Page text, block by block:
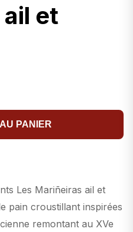
et
PANIER
Les Mariñeiras ail et
pain croustillant inspirées
remontant au XVe